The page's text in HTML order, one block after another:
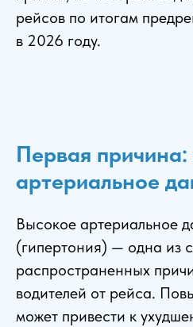
рейсов по итогам
в 2026 году.
Первая
артериальное
Высокое артериальное
(гипертония) — одна из
распространенных
водителей от рейса.
может привести к